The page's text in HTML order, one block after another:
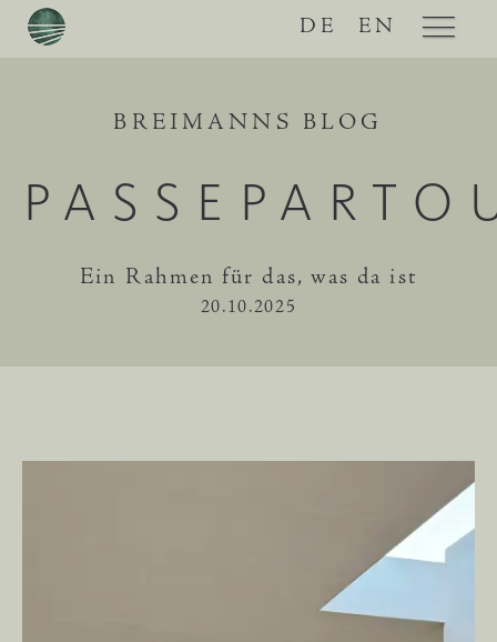
DE EN
BREIMANNS BLOG
Ein Rahmen für das, was da ist
20.10.2025